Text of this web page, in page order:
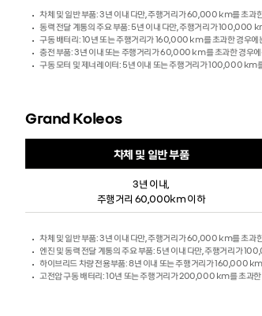
차체 및 일반 부품: 3년 이내 다만, 주행거리가 60,000 km를 초과
동력 전달 계통의 주요 부품: 5년 이내 다만, 주행거리가 100,000
구동 배터리: 10년 또는 주행거리가 160,000 km를 초과한 경우에
충전 부품: 3년 이내 또는 주행거리가 60,000 km를 초과한 경우에
구동 모터 및 제너레이터: 5년 이내 또는 주행거리가 100,000 km
Grand Koleos
차체 및 일반 부품
3년 이내,
주행거리 60,000km 이하
차체 및 일반 부품: 3년 이내 다만, 주행거리가 60,000 km를 초과
엔진 및 동력 전달 계통의 주요 부품: 5년 이내 다만, 주행거리가
하이브리드 차량 전용부품: 8년 이내 또는 주행거리가 160,000
고전압 구동 배터리: 10년 또는 주행거리가 200,000 km를 초과한